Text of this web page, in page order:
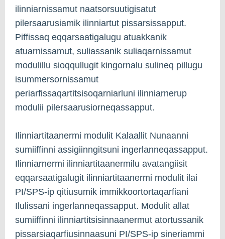
ilinniarnissamut naatsorsuutigisatut
pilersaarusiamik ilinniartut pissarsissapput.
Piffissaq eqqarsaatigalugu atuakkanik
atuarnissamut, suliassanik suliaqarnissamut
modulillu sioqqullugit kingornalu sulineq pillugu
isummersornissamut
periarfissaqartitsisoqarniarluni ilinniarnerup
modulii pilersaarusiorneqassapput.
Ilinniartitaanermi modulit Kalaallit Nunaanni
sumiiffinni assigiinngitsuni ingerlanneqassapput.
Ilinniarnermi ilinniartitaanermilu avatangiisit
eqqarsaatigalugit ilinniartitaanermi modulit ilai
PI/SPS-ip qitiusumik immikkoortortaqarfiani
Ilulissani ingerlanneqassapput. Modulit allat
sumiiffinni ilinniartitsisinnaanermut atortussanik
pissarsiaqarfiusinnaasuni PI/SPS-ip sineriammi